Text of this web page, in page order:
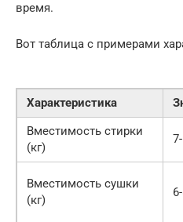
время.
Вот таблица с примерами
Характеристика
Вместимость стирки
(кг)
Вместимость сушки
(кг)